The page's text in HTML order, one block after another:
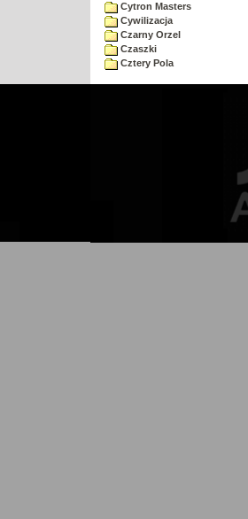
Cytron Masters
Cywilizacja
Czarny Orzel
Czaszki
Cztery Pola